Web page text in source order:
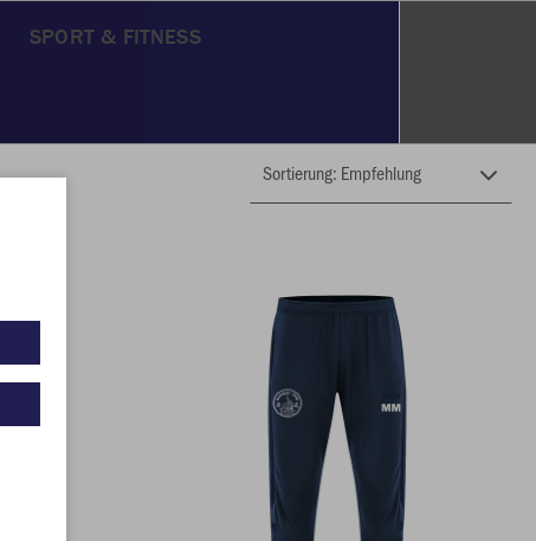
SPORT & FITNESS